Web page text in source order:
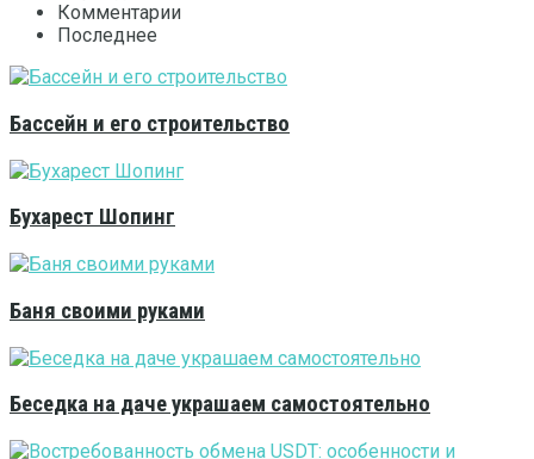
Комментарии
Последнее
Бассейн и его строительство
Бухарест Шопинг
Баня своими руками
Беседка на даче украшаем самостоятельно